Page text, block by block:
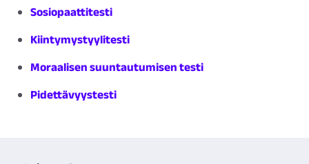
Sosiopaattitesti
Kiintymystyylitesti
Moraalisen suuntautumisen testi
Pidettävyystesti